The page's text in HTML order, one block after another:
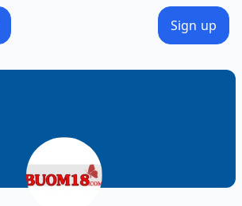
Sign up